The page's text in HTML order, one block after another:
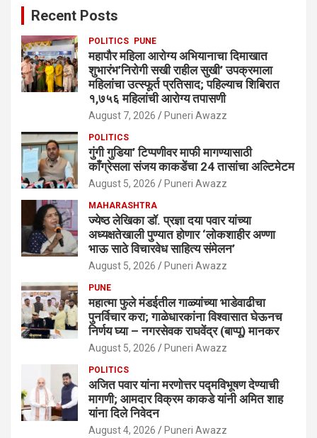
Recent Posts
POLITICS PUNE
महापौर महिला आरोग्य अभियानाचा दिमाखात
शुभारंभ’निरोगी सखी राहील सुखी’ उपक्रमाला
महिलांचा उत्स्फूर्त प्रतिसाद; पहिल्याच शिबिरात
१,७५६ महिलांची आरोग्य तपासणी
August 7, 2026 Puneri Awazz
POLITICS
गुंगी गुडिया’ टिप्पणीवर माफी मागण्यासाठी
काँग्रेसला संजय काकडेंचा 24 तासांचा अल्टिमेटम
August 5, 2026 Puneri Awazz
MAHARASHTRA
ज्येष्ठ लेखिका डॉ. प्रज्ञा दया पवार यांच्या
अध्यक्षतेखाली पुण्यात होणार ‘लोकशाहीर अण्णा
भाऊ साठे विचारवेध साहित्य संमेलन’
August 5, 2026 Puneri Awazz
PUNE
महात्मा फुले मंडईतील गाळ्यांच्या भाडेवाढीचा
पुनर्विचार करा; गाळेधारकांना विश्वासात घेऊनच
निर्णय घ्या – नगरसेवक राघवेंद्र (बाप्पू) मानकर
August 5, 2026 Puneri Awazz
POLITICS
अजित पवार यांना मरणोत्तर पद्मविभूषण देण्याची
मागणी; आमदार विक्रम काकडे यांनी अमित शाह
यांना दिले निवेदन
August 4, 2026 Puneri Awazz